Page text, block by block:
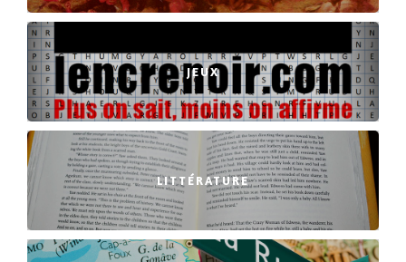
JEUX
LITTÉRATURE